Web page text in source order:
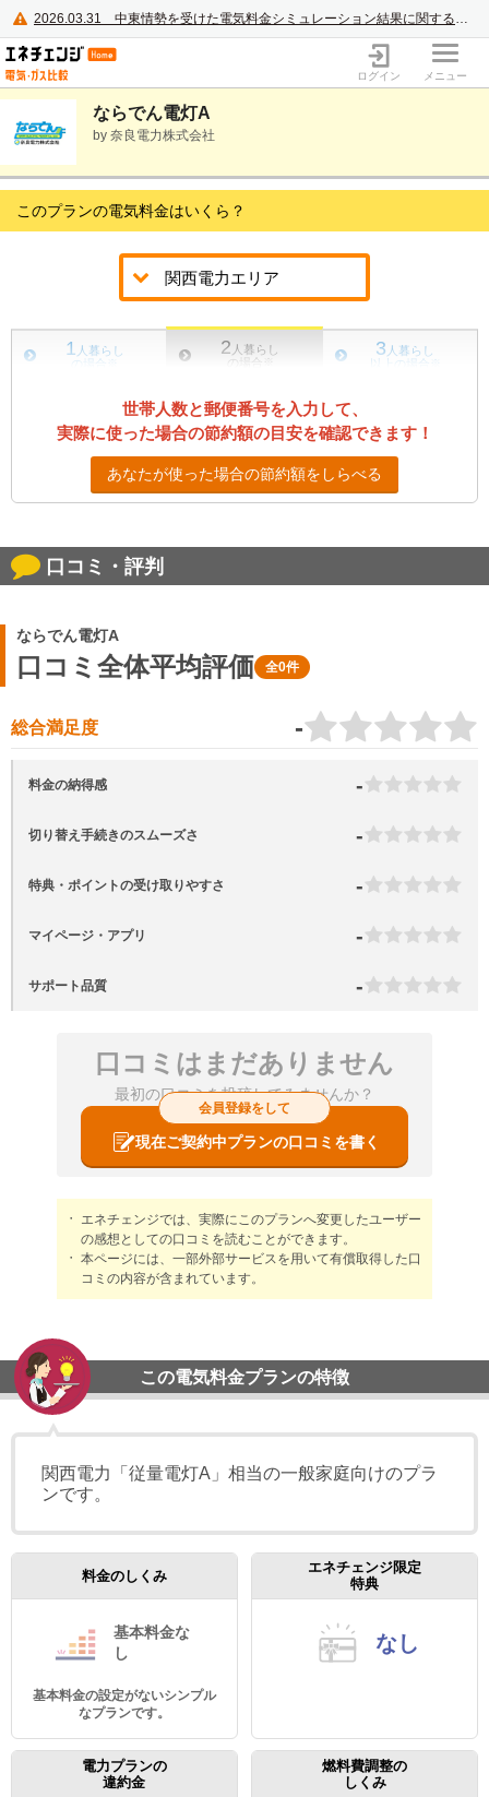
2026.03.31 中東情勢を受けた電気料金シミュレーション結果に関するご案内
電力・ガス比較サイト エネチェンジ
ログイン メニュー
ならでん電灯A
by 奈良電力株式会社
このプランの電気料金はいくら？
1 人暮らし
の場合
2 人暮らし
の場合
※
3 人暮らし
以上の場合
世帯人数と郵便番号を入力して、
実際に使った場合の節約額の目安を確認できます！
あなたが使った場合の節約額をしらべる
口コミ・評判
ならでん電灯A
口コミ全体平均評価 全0件
総合満足度 -
料金の納得感 -
切り替え手続きのスムーズさ -
特典・ポイントの受け取りやすさ -
マイページ・アプリ -
サポート品質 -
口コミはまだありません
最初の口コミを投稿してみませんか？
会員登録をして
現在ご契約中プランの口コミを書く
エネチェンジでは、実際にこのプランへ変更したユーザー
の感想としての口コミを読むことができます。
本ページには、一部外部サービスを用いて有償取得した口
コミの内容が含まれています。
この電気料金プランの特徴
関西電力「従量電灯A」相当の一般家庭向けのプラ
ンです。
料金のしくみ
基本料金な
し
基本料金の設定がないシンプル
なプランです。
エネチェンジ限定
特典
なし
電力プランの
違約金
燃料費調整の
しくみ